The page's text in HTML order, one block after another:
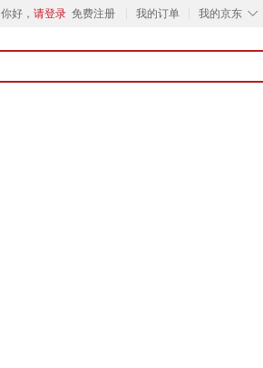
你好， 请登录 免费注册 我的订单 ◇
我的京东